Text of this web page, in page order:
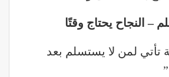
تأتي لمن لا يستسلم بعد